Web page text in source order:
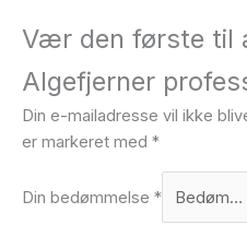
Vær den første til
Algefjerner
Din e-mailadresse vil ikke
er markeret med *
Din bedømmelse *